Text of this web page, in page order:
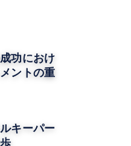
功におけ
ントの重
キーパー